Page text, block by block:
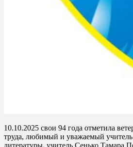
10.10.2025 свои 94 года отметила
труда, любимый и уважаемый учитель
литературы, учитель Сенько Тамара